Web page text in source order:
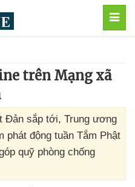
trên Mạng xã
Đản sắp tới, Trung ương
phát động tuần Tắm Phật
quỹ phòng chống